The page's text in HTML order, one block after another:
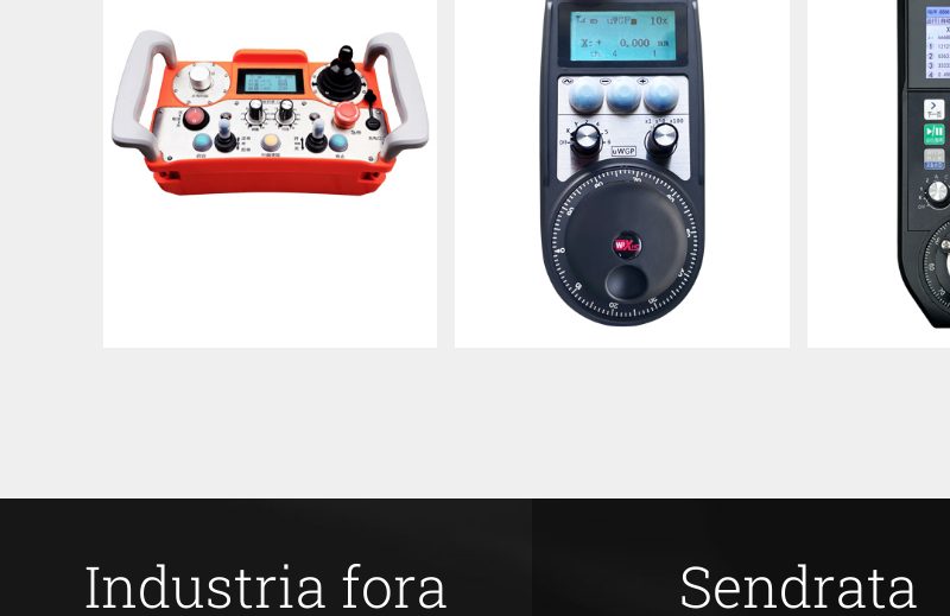
Industria fora
Sendrata